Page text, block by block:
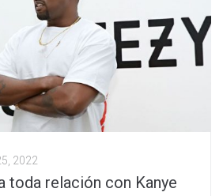
2022
toda relación con Kanye